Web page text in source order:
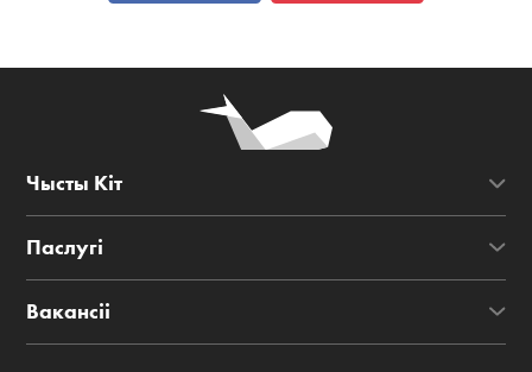
Чысты Кіт
Паслугі
Вакансіі